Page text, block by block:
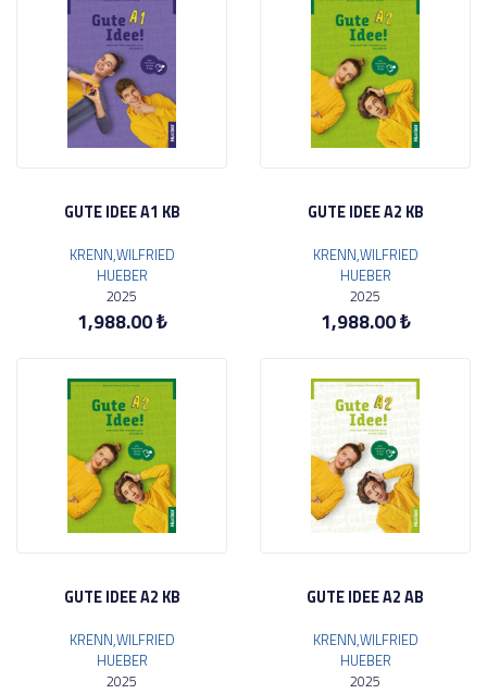
GUTE IDEE A1 KB
KRENN,WILFRIED
HUEBER
2025
1,988.00 ₺
GUTE IDEE A2 KB
KRENN,WILFRIED
HUEBER
2025
1,988.00 ₺
GUTE IDEE A2 KB
KRENN,WILFRIED
HUEBER
2025
GUTE IDEE A2 AB
KRENN,WILFRIED
HUEBER
2025